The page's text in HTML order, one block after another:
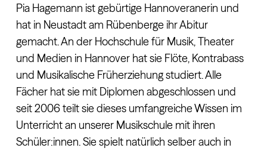
Pia Hagemann ist gebürtige Hannoveranerin und
hat in Neustadt am Rübenberge ihr Abitur
gemacht. An der Hochschule für Musik, Theater
und Medien in Hannover hat sie Flöte, Kontrabass
und Musikalische Früherziehung studiert. Alle
Fächer hat sie mit Diplomen abgeschlossen und
seit 2006 teilt sie dieses umfangreiche Wissen im
Unterricht an unserer Musikschule mit ihren
Schüler:innen. Sie spielt natürlich selber auch in